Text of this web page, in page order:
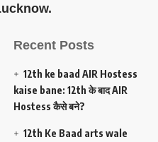
Recent Posts
12th ke baad AIR Hostess
kaise bane: 12th के बाद AIR
Hostess कैसे बने?
12th Ke Baad arts wale